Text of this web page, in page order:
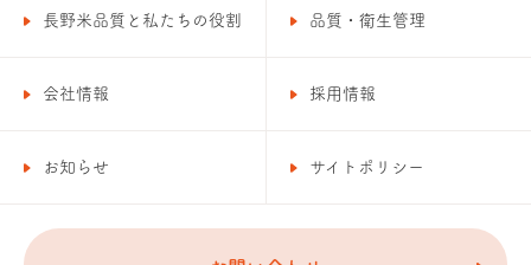
長野米品質と私たちの役割 品質・衛生管理
会社情報 採用情報
お知らせ サイトポリシー